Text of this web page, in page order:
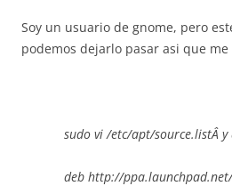
Soy un usuario de gnome, pero
podemos dejarlo pasar asi que
sudo vi /etc/apt/source.listÂ y
deb http://